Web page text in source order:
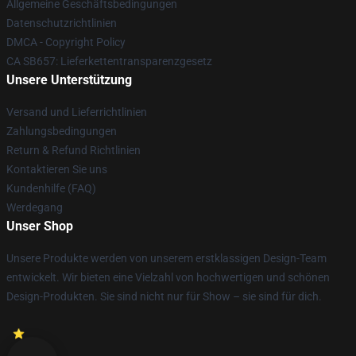
Allgemeine Geschäftsbedingungen
Datenschutzrichtlinien
DMCA - Copyright Policy
CA SB657: Lieferkettentransparenzgesetz
Unsere Unterstützung
Versand und Lieferrichtlinien
Zahlungsbedingungen
Return & Refund Richtlinien
Kontaktieren Sie uns
Kundenhilfe (FAQ)
Werdegang
Unser Shop
Unsere Produkte werden von unserem erstklassigen Design-Team
entwickelt. Wir bieten eine Vielzahl von hochwertigen und schönen
Design-Produkten. Sie sind nicht nur für Show – sie sind für dich.